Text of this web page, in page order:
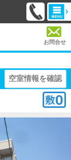
お問合せ
空室情報を確認